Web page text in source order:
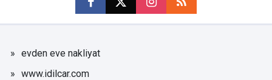
evden eve nakliyat
www.idilcar.com